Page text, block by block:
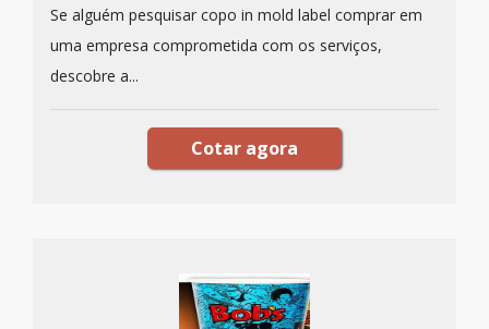
Se alguém pesquisar copo in mold label comprar em
uma empresa comprometida com os serviços,
descobre a...
Cotar agora